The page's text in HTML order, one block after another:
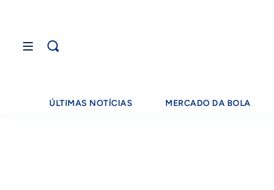
ÚLTIMAS NOTÍCIAS MERCADO DA BOLA